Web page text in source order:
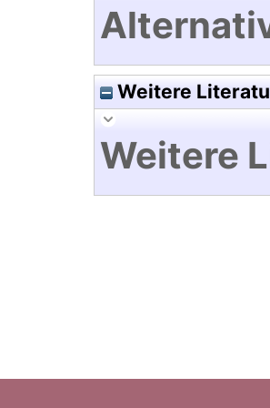
Weitere
Weitere